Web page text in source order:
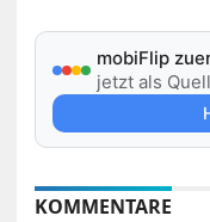
mobiFlip
jetzt als
KOMMENTARE